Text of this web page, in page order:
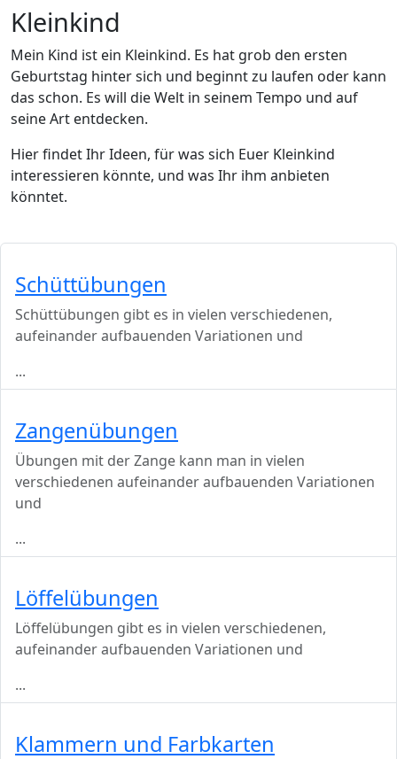
Kleinkind
Mein Kind ist ein Kleinkind. Es hat grob den ersten
Geburtstag hinter sich und beginnt zu laufen oder kann
das schon. Es will die Welt in seinem Tempo und auf
seine Art entdecken.
Hier findet Ihr Ideen, für was sich Euer Kleinkind
interessieren könnte, und was Ihr ihm anbieten
könntet.
Schüttübungen
Schüttübungen gibt es in vielen verschiedenen,
aufeinander aufbauenden Variationen und
...
Zangenübungen
Übungen mit der Zange kann man in vielen
verschiedenen aufeinander aufbauenden Variationen
und
...
Löffelübungen
Löffelübungen gibt es in vielen verschiedenen,
aufeinander aufbauenden Variationen und
...
Klammern und Farbkarten